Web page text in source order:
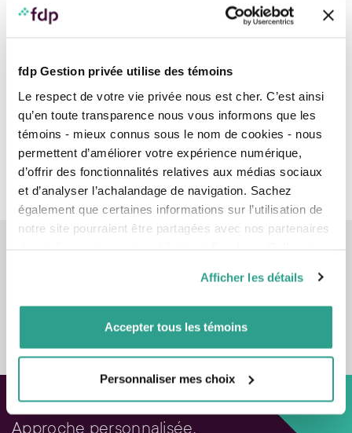
fdp Gestion privée utilise des témoins
Le respect de votre vie privée nous est cher. C’est ainsi
qu’en toute transparence nous vous informons que les
témoins - mieux connus sous le nom de cookies - nous
permettent d’améliorer votre expérience numérique,
d’offrir des fonctionnalités relatives aux médias sociaux
et d’analyser l’achalandage de navigation. Sachez
également que certaines informations sur l’utilisation de
notre site pourraient être partagées avec nos partenaires
vous leur auriez fournies ou qu’ils auraient collectées lors
de votre utilisation de leurs services.
Afficher les détails
Accepter tous les témoins
Personnaliser mes choix
(CIM
Courtier membre réglementé par l’OCRI
consultant lesRapports info-conseiller.
Équipes
Conseillers
Nous contacter
Approche personnalisée,